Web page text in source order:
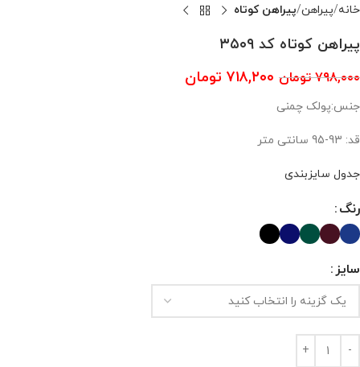
خانه پیراهن پیراهن کوتاه
پیراهن کوتاه کد ۳۵۰۹
۷۹۸,۰۰۰ تومان ۷۱۸,۲۰۰ تومان
جنس:پولک چمنی
قد: 93-95 سانتی متر
جدول سایزبندی
رنگ
سایز